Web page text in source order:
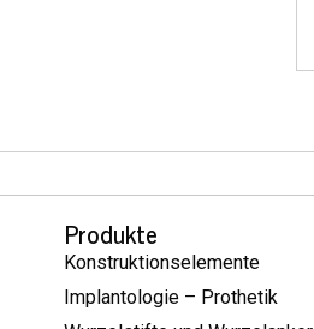
Produkte
Konstruktionselemente
Implantologie – Prothetik